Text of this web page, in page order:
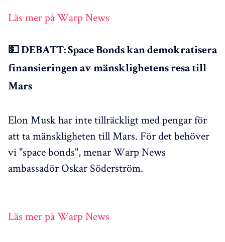
Läs mer på Warp News
💵 DEBATT: Space Bonds kan demokratisera
finansieringen av mänsklighetens resa till
Mars
Elon Musk har inte tillräckligt med pengar för
att ta mänskligheten till Mars. För det behöver
vi "space bonds", menar Warp News
ambassadör Oskar Söderström.
Läs mer på Warp News